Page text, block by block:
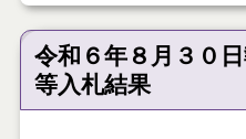
令和６年８月３０
等入札結果